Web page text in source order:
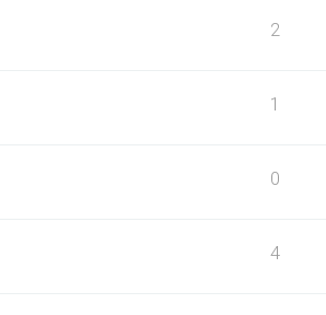
2
1
0
4